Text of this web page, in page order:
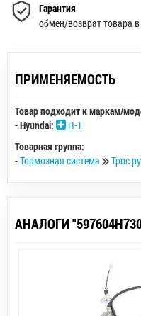
Гарантия
обмен/возврат товара в
ПРИМЕНЯЕМОСТЬ
Товар подходит к маркам/
-Hyundai:
H-1
Товарная группа:
-Тормозная система Трос
АНАЛОГИ